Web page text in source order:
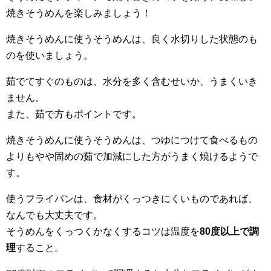
焼きそうめんを楽しみましょう！
焼きそうめんに使うそうめんは、良く水切りした状態のも
のを使いましょう。
茹でてすぐのものは、水分を多く含むせいか、うまくいき
ません。
また、茹で方もポイントです。
焼きそうめんに使うそうめんは、つゆにつけて食べるもの
よりもやや固めの茹で加減にした方がうまく焼けるようで
す。
使うフライパンは、食材がくっつきにくいものであれば、
なんでも大丈夫です。
そうめんをくっつくかなくするコツは温度を80度以上で調
理すること。